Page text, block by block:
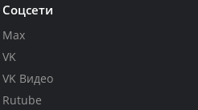
Соцсети
Max
VK
VK Видео
Rutube